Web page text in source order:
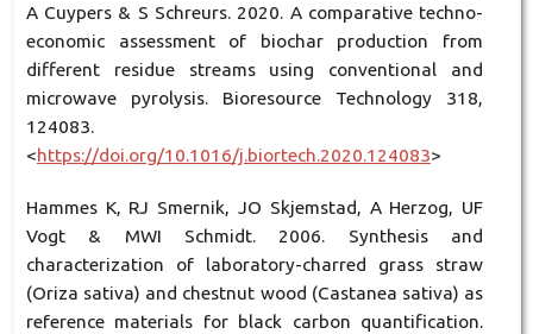
A Cuypers & S Schreurs. 2020. A comparative techno-
economic assessment of biochar production from
different residue streams using conventional and
microwave pyrolysis. Bioresource Technology 318,
124083.
<https://doi.org/10.1016/j.biortech.2020.124083>
Hammes K, RJ Smernik, JO Skjemstad, A Herzog, UF
Vogt & MWI Schmidt. 2006. Synthesis and
characterization of laboratory-charred grass straw
(Oriza sativa) and chestnut wood (Castanea sativa) as
reference materials for black carbon quantification.